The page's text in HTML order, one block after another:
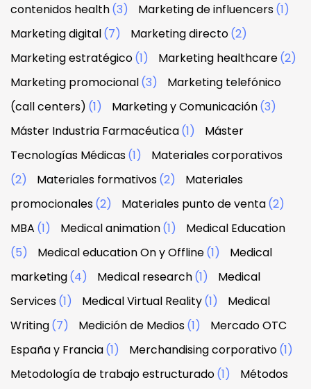
contenidos health(3) Marketing de influencers(1)
Marketing digital(7) Marketing directo(2)
Marketing estratégico(1) Marketing healthcare(2)
Marketing promocional(3)
Marketing telefónico
(call centers) (1) Marketing y Comunicación(3)
Máster Industria Farmacéutica(1)
Máster
Tecnologías Médicas(1)
Materiales corporativos
(2)
Materiales formativos(2)
Materiales
promocionales(2) Materiales punto de venta(2)
MBA (1) Medical animation(1)
Medical Education
(5)
Medical education On y Offline(1)
Medical
marketing(4) Medical research(1)
Medical
Services(1) Medical Virtual Reality(1)
Medical
Writing(7) Medición de Medios(1)
Mercado OTC
España y Francia(1) Merchandising corporativo(1)
Metodología de trabajo estructurado(1)
Métodos